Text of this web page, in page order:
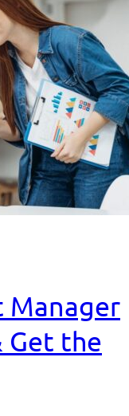
Manager
Get the